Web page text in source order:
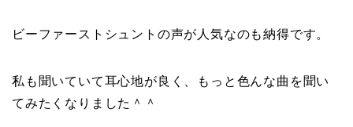
ビーファーストシュントの声が人気なのも納得です。
私も聞いていて耳心地が良く、もっと色んな曲を聞い
てみたくなりました＾＾